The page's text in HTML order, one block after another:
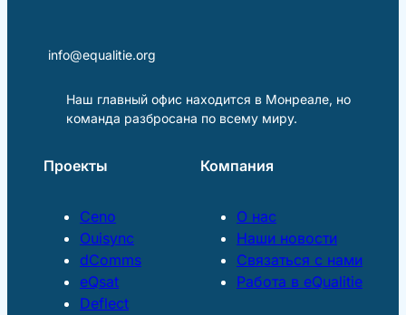
info@equalitie.org
Наш главный офис находится в Монреале, но
команда разбросана по всему миру.
Проекты
Ceno
Ouisync
dComms
eQsat
Deflect
Компания
О нас
Наши новости
Связаться с нами
Работа в eQualitie